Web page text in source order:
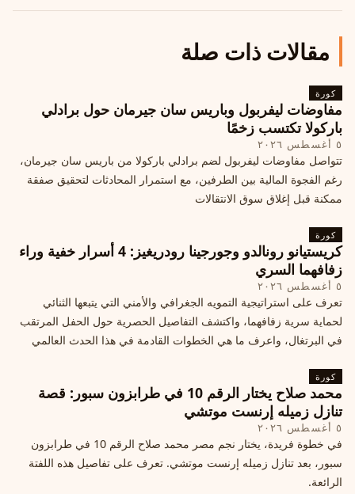
مقالات ذات صلة
كورة
مفاوضات ليفربول وباريس سان جيرمان حول برادلي
باركولا تكتسب زخمًا
٥ أغسطس ٢٠٢٦
تتواصل مفاوضات ليفربول لضم برادلي باركولا من باريس سان جيرمان،
رغم الفجوة المالية بين الطرفين، مع استمرار المحادثات لتحقيق صفقة
ممكنة قبل إغلاق سوق الانتقالات
كورة
كريستيانو رونالدو وجورجينا رودريغيز: 4 أسرار خفية وراء
زفافهما السري
٥ أغسطس ٢٠٢٦
تعرف على استراتيجية التمويه الجغرافي والأمني التي يتبعها الثنائي
لحماية سرية زفافهما، واكتشف التفاصيل الحصرية حول الحفل المرتقب
في البرتغال، واعرف ما هي الخطوات القادمة في هذا الحدث العالمي
كورة
محمد صلاح يختار الرقم 10 في طرابزون سبور: قصة
تنازل زميله إرنست موتشي
٥ أغسطس ٢٠٢٦
في خطوة فريدة، يختار نجم مصر محمد صلاح الرقم 10 في طرابزون
سبور، بعد تنازل زميله إرنست موتشي. تعرف على تفاصيل هذه اللفتة
الرائعة.